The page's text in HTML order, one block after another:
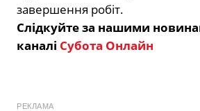
завершення робіт.
Слідкуйте за нашими
каналі Субота Онлайн
РЕКЛАМА